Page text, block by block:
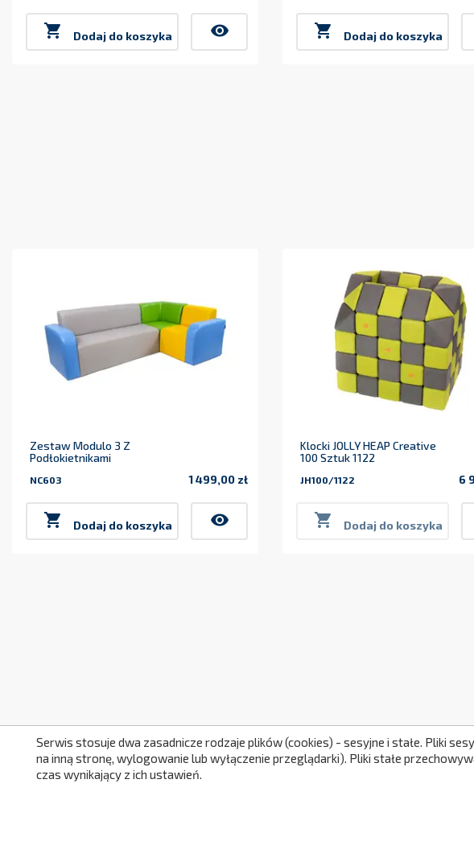
 Dodaj do koszyka visibility  Dodaj do koszyka
Zestaw Modulo 3 Z
Podłokietnikami
NC603 1 499,00 zł
 Dodaj do koszyka visibility
Klocki JOLLY HEAP Creative
100 Sztuk 1122
JH100/1122 6
 Dodaj do koszyka
Serwis stosuje dwa zasadnicze rodzaje plików (cookies) - sesyjne i stałe. Pliki
na inną stronę, wylogowanie lub wyłączenie przeglądarki). Pliki stałe
czas wynikający z ich ustawień.